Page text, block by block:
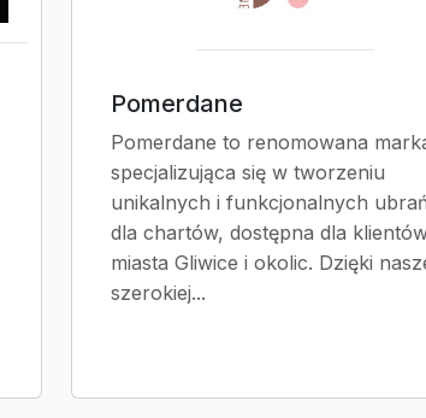
Pomerdane
Pomerdane to renomowana
specjalizująca się w tworzeniu
unikalnych i funkcjonalnych
dla chartów, dostępna dla
miasta Gliwice i okolic. Dzięki
szerokiej...